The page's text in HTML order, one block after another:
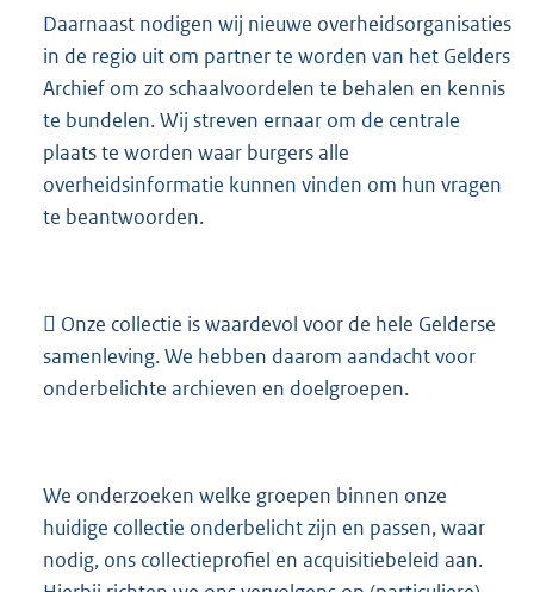
Daarnaast nodigen wij nieuwe overheidsorganisaties
in de regio uit om partner te worden van het Gelders
Archief om zo schaalvoordelen te behalen en kennis
te bundelen. Wij streven ernaar om de centrale
plaats te worden waar burgers alle
overheidsinformatie kunnen vinden om hun vragen
te beantwoorden.
 Onze collectie is waardevol voor de hele Gelderse
samenleving. We hebben daarom aandacht voor
onderbelichte archieven en doelgroepen.
We onderzoeken welke groepen binnen onze
huidige collectie onderbelicht zijn en passen, waar
nodig, ons collectieprofiel en acquisitiebeleid aan.